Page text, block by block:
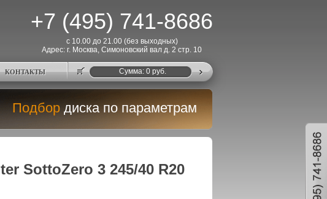
+7 (495) 741-8686
с 10.00 до 21.00 (без выходных)
Адрес: г. Москва, Симоновский вал д. 2 стр. 10
КОНТАКТЫ Cумма: 0руб.
Подбор диска по параметрам
SottoZero 3 245/40 R20